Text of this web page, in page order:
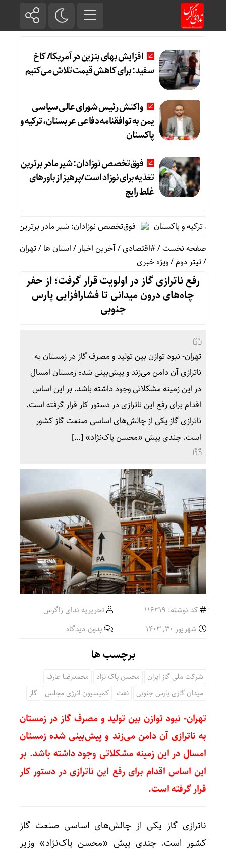
افزایش بهای بنزین در آمریکا/ کاخ
سفید: برای کاهش قیمت تلاش می‌کنیم
واکنش رئیس شورای عالی سیاسی
یمن به توافقنامه دفاعی عربستان، ترکیه و
پاکستان
فوق‌تخصص نوزادان: شیر مادر برترین
تغذیه برای نوزاد است/پرهیز از باورهای
غلط رایج
و پاکستان
فوق‌تخصص نوزادان: شیر مادر برترین تغذیه
صفحه نخست/#اقتصادی/آخرین اخبار/استان ها/تهران
/تیتر دوم/ویژه خبری
رفع ناترازی گاز در اولویت قرار گرفت؛ از حفر
چاه‌های درون میدانی تا فشارافزایی پارس
جنوبی
تهران- نبود توازن بین تولید و مصرف گاز در زمستان به
ناترازی آن دامن می‌زند و پیش‌بینی‌ شده زمستان امسال
در این زمینه مشکلاتی وجود داشته باشد. بر این اساس
اقدام برای رفع این ناترازی در دستور کار قرار گرفته است.
ناترازی گاز یکی از چالش‌های اساسی صنعت گاز کشور
است. چندی پیش «محسن پاک‌نژاد» […]
کد نوشته: 116319
تحریریه ندای زاگرس
شهریور ۳۰, ۱۴۰۳
بدون دیدگاه
برچسب ها
شرکت ملی گاز ایران محسن پاک نژاد
محمدرضا عارف
میدان گازی پارس جنوبی
نفت کمیسیون انرژی مجلس گاز
تهران- نبود توازن بین تولید و مصرف گاز در زمستان
به ناترازی آن دامن می‌زند و پیش‌بینی‌ شده زمستان
امسال در این زمینه مشکلاتی وجود داشته باشد. بر
این اساس اقدام برای رفع این ناترازی در دستور کار
قرار گرفته است.
ناترازی گاز یکی از چالش‌های اساسی صنعت گاز
کشور است. چندی پیش «محسن پاک‌نژاد» وزیر